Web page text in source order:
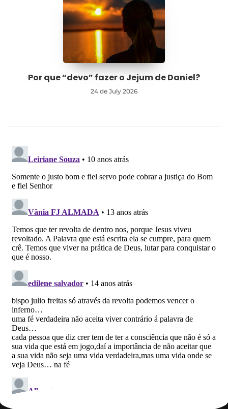
Por que “devo” fazer o Jejum de Daniel?
24 de July 2026